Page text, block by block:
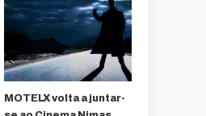
MOTELX volta a juntar-